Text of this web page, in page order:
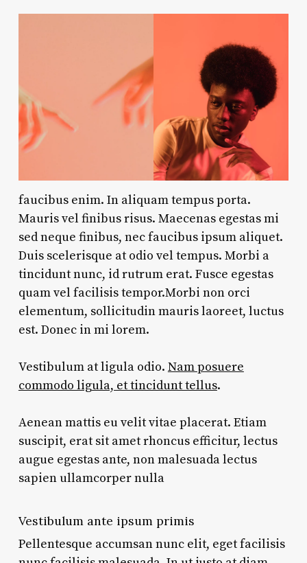
faucibus enim. In aliquam tempus porta.
Mauris vel finibus risus. Maecenas egestas mi
sed neque finibus, nec faucibus ipsum aliquet.
Duis scelerisque at odio vel tempus. Morbi a
tincidunt nunc, id rutrum erat. Fusce egestas
quam vel facilisis tempor.Morbi non orci
elementum, sollicitudin mauris laoreet, luctus
est. Donec in mi lorem.
Vestibulum at ligula odio. Nam posuere
commodo ligula, et tincidunt tellus.
Aenean mattis eu velit vitae placerat. Etiam
suscipit, erat sit amet rhoncus efficitur, lectus
augue egestas ante, non malesuada lectus
sapien ullamcorper nulla
Vestibulum ante ipsum primis
Pellentesque accumsan nunc elit, eget facilisis